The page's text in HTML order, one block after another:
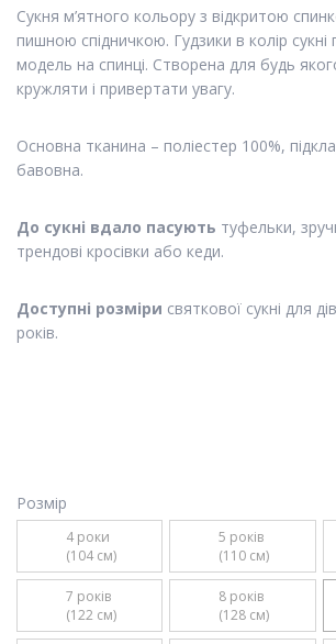
Сукня м’ятного кольору з відкритою
пишною спідничкою. Гудзики в колір
модель на спинці. Створена для будь
кружляти і привертати увагу.
Основна тканина – поліестер 100%,
бавовна.
До сукні вдало пасують туфельки,
трендові кросівки або кеди.
Доступні розміри святкової сукні для
років.
Розмір
4 роки
(104 см)
5 років
(110 см)
7 років
(122 см)
8 років
(128 см)